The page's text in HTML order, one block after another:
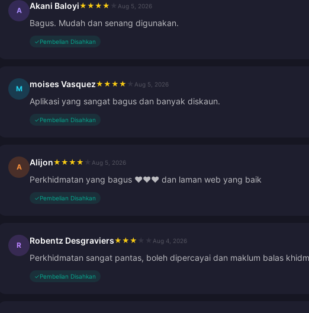
A Akani Baloyi★ ★ ★ ★ Aug 5, 2026
Bagus. Mudah dan senang digunakan.
✓Pembelian Disahkan
M moises Vasquez★ ★ ★ ★ Aug 5, 2026
Aplikasi yang sangat bagus dan banyak diskaun.
✓Pembelian Disahkan
A Alijon★ ★ ★ ★ Aug 5, 2026
Perkhidmatan yang bagus ❤️❤️❤️ dan laman web yang baik
✓Pembelian Disahkan
R Robentz Desgraviers★ ★ ★ Aug 4, 2026
Perkhidmatan sangat pantas, boleh dipercayai dan maklum balas
✓Pembelian Disahkan